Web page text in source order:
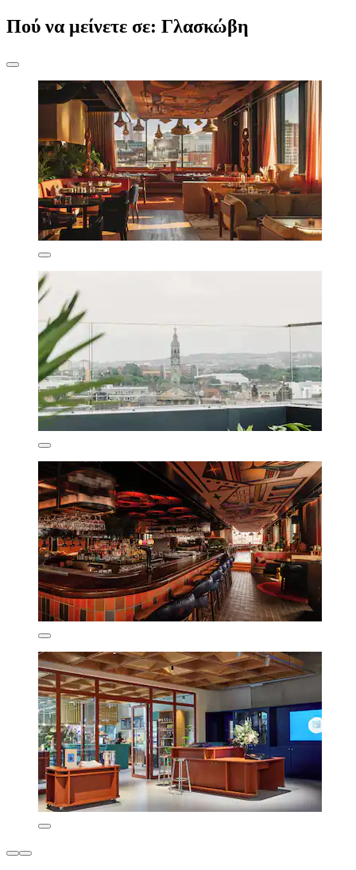
Πού να μείνετε σε: Γλασκώβη